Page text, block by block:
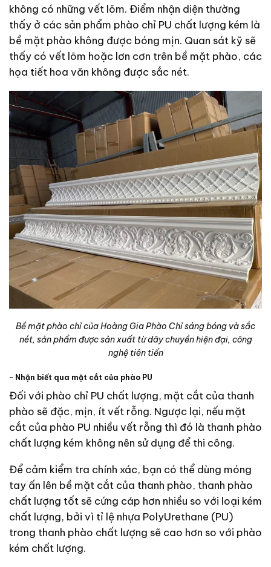
không có những vết lõm. Điểm nhận diện thường
thấy ở các sản phẩm phào chỉ PU chất lượng kém là
bề mặt phào không được bóng mịn. Quan sát kỹ sẽ
thấy có vết lõm hoặc lơn cơn trên bề mặt phào, các
họa tiết hoa văn không được sắc nét.
Bề mặt phào chỉ của Hoàng Gia Phào Chỉ sáng bóng và sắc
nét, sản phẩm được sản xuất từ dây chuyền hiện đại, công
nghệ tiên tiến
– Nhận biết qua mặt cắt của phào PU
Đối với phào chỉ PU chất lượng, mặt cắt của thanh
phào sẽ đặc, mịn, ít vết rỗng. Ngược lại, nếu mặt
cắt của phào PU nhiều vết rỗng thì đó là thanh phào
chất lượng kém không nên sử dụng để thi công.
Để cảm kiểm tra chính xác, bạn có thể dùng móng
tay ấn lên bề mặt cắt của thanh phào, thanh phào
chất lượng tốt sẽ cứng cáp hơn nhiều so với loại kém
chất lượng, bởi vì tỉ lệ nhựa PolyUrethane (PU)
trong thanh phào chất lượng sẽ cao hơn so với phào
kém chất lượng.